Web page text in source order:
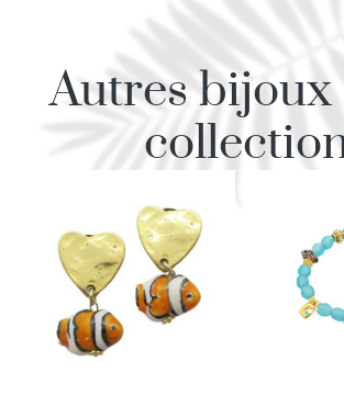
Autres bijoux